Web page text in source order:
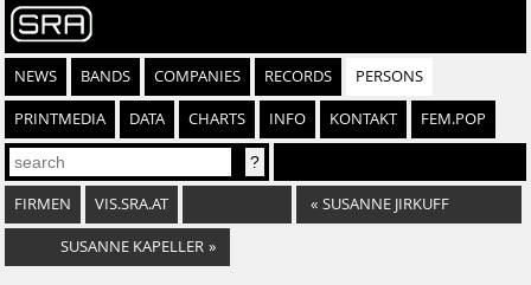
NEWS BANDS COMPANIES RECORDS PERSONS
PRINTMEDIA DATA CHARTS INFO KONTAKT FEM.POP
FIRMEN VIS.SRA.AT « SUSANNE JIRKUFF
SUSANNE KAPELLER »